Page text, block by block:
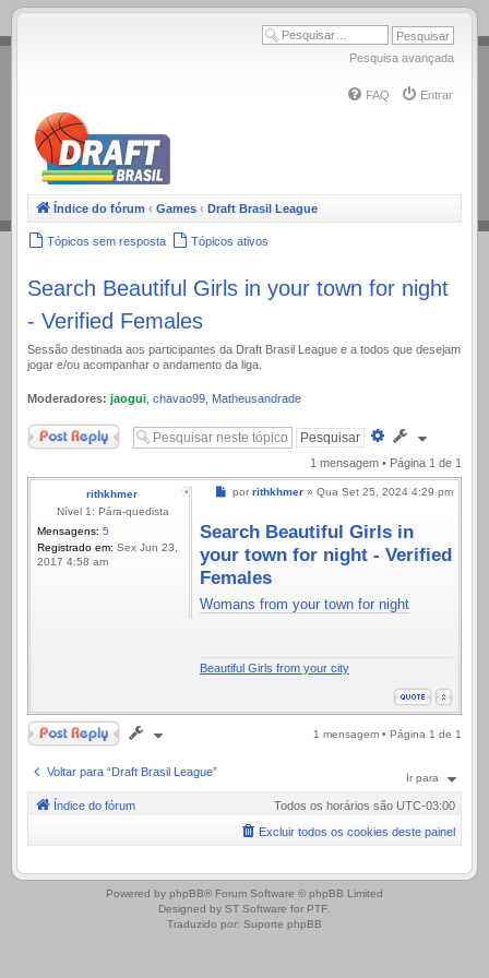
.
Pesquisa avançada
FAQ Entrar
Índice do fórum ‹ Games ‹ Draft Brasil League
Tópicos sem resposta Tópicos ativos
Search Beautiful Girls in your town for night
- Verified Females
Sessão destinada aos participantes da Draft Brasil League e a todos que desejam
jogar e/ou acompanhar o andamento da liga.
Moderadores: jaogui chavao99 Matheusandrade
Responder
Pesquisa
avançada
1 mensagem • Página 1 de 1
rithkhmer
Nível 1: Pára-quedista
Mensagens: 5
Registrado em: Sex Jun 23,
2017 4:58 am
Mensagem
por rithkhmer » Qua Set 25, 2024 4:29 pm
Search Beautiful Girls in
your town for night - Verified
Females
Womans from your town for night
Beautiful Girls from your city
Responder 1 mensagem • Página 1 de 1
Voltar para “Draft Brasil League” Ir para
Índice do fórum Todos os horários são UTC-03:00
Excluir todos os cookies deste painel
.
Powered by phpBB® Forum Software © phpBB Limited
Designed by ST Software for PTF.
Traduzido por: Suporte phpBB